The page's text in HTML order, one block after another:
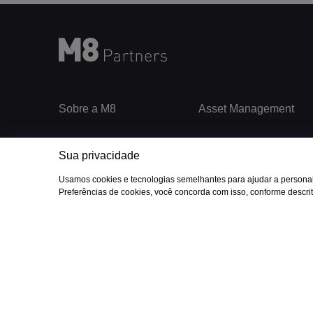
©2022 - M8 PARTNERS GESTORA DE RECURSOS LTDA CNPJ:
Termos e condições de usoePolítica de Privacidade
Sobre a M8
ESG
Manuais e Políticas
Asset Management
Processo de investimento
Equipe
Sua privacidade
Usamos cookies e tecnologias semelhantes para ajudar a
Preferências de cookies, você concorda com isso, conforme